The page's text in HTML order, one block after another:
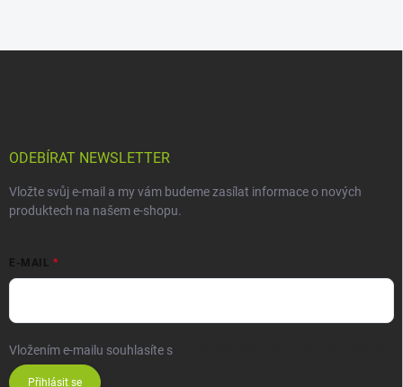
ODEBÍRAT NEWSLETTER
Vložte svůj e-mail a my vám budeme zasílat informace o nových
produktech na našem e-shopu.
E-MAIL
Vložením e-mailu souhlasíte s
Přihlásit se